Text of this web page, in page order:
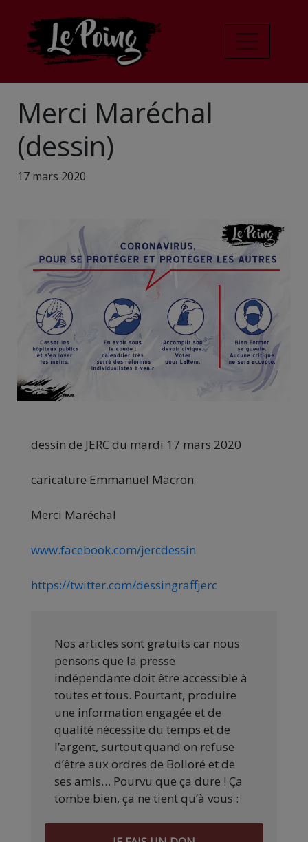
Merci Maréchal
(dessin)
17 mars 2020
dessin de JERC du mardi 17 mars 2020
caricature Emmanuel Macron
Merci Maréchal
www.facebook.com/jercdessin
https://twitter.com/dessingraffjerc
Nos articles sont gratuits car nous
pensons que la presse
indépendante doit être accessible à
toutes et tous. Pourtant, produire
une information engagée et de
qualité nécessite du temps et de
l’argent, surtout quand on refuse
d’être aux ordres de Bolloré et de
ses amis… Pourvu que ça dure ! Ça
tombe bien, ça ne tient qu’à vous :